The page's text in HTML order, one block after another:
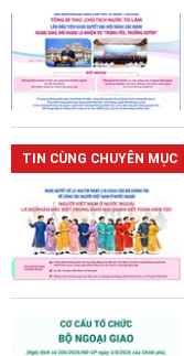
TIN CÙNG CHUYÊN MỤC